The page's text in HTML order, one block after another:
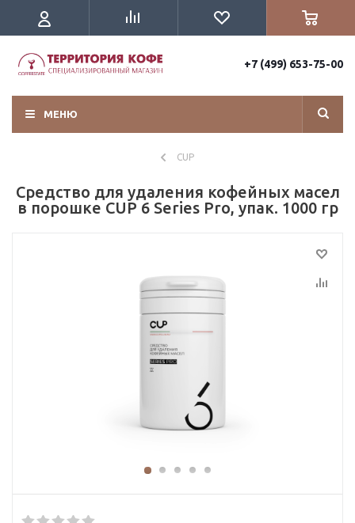
+7 (499) 653-75-00
МЕНЮ
CUP
Средство для удаления кофейных масел
в порошке CUP 6 Series Pro, упак. 1000 гр